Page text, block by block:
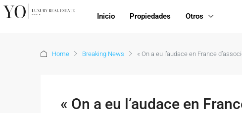
Inicio Propiedades Otros
Home Breaking News « On a eu l’audace en France
« On a eu l’audace en